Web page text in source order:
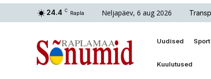
24.4 C Rapla Neljapäev, 6 aug 2026
Uudised Sport
Kuulutused